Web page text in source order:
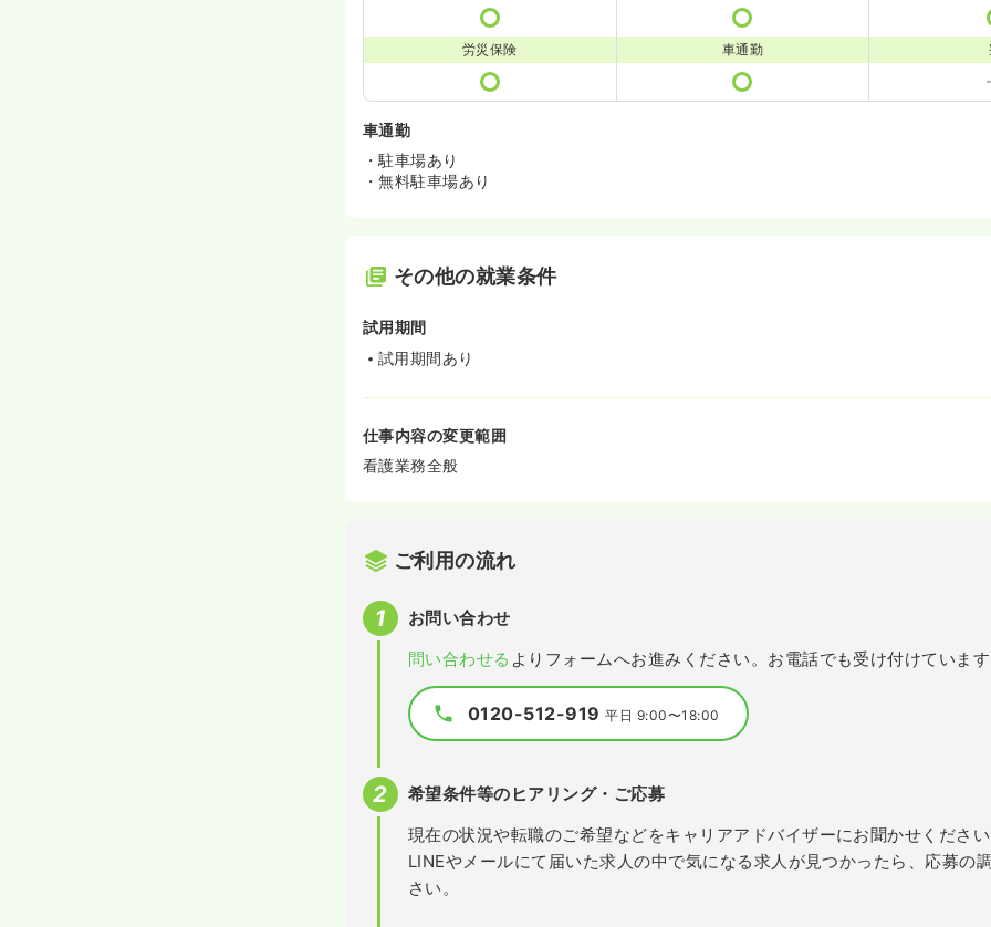
労災保険 車通勤
車通勤
・駐車場あり
・無料駐車場あり
その他の就業条件
試用期間
試用期間あり
仕事内容の変更範囲
看護業務全般
ご利用の流れ
お問い合わせ
問い合わせる よりフォームへお進みください。お電話でも受け付けていま
0120-512-919平日 9:00〜18:00
希望条件等のヒアリング・ご応募
現在の状況や転職のご希望などをキャリアアドバイザーにお聞かせくださ
LINEやメールにて届いた求人の中で気になる求人が見つかったら、応募の
さい。